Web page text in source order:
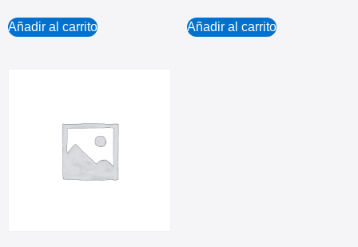
Añadir al carrito Añadir al carrito